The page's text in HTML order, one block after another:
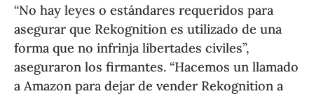
“No hay leyes o estándares requeridos para
asegurar que Rekognition es utilizado de una
forma que no infrinja libertades civiles”,
aseguraron los firmantes. “Hacemos un llamado
a Amazon para dejar de vender Rekognition a